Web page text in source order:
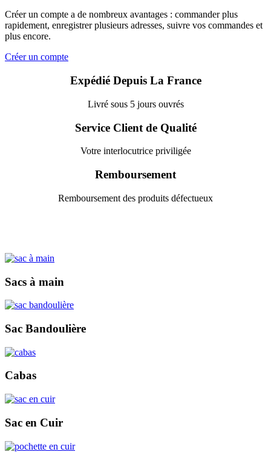
Créer un compte a de nombreux avantages : commander plus
rapidement, enregistrer plusieurs adresses, suivre vos commandes et
plus encore.
Créer un compte
Expédié Depuis La France
Livré sous 5 jours ouvrés
Service Client de Qualité
Votre interlocutrice priviligée
Remboursement
Remboursement des produits défectueux
Sacs à main
Sac Bandoulière
Cabas
Sac en Cuir